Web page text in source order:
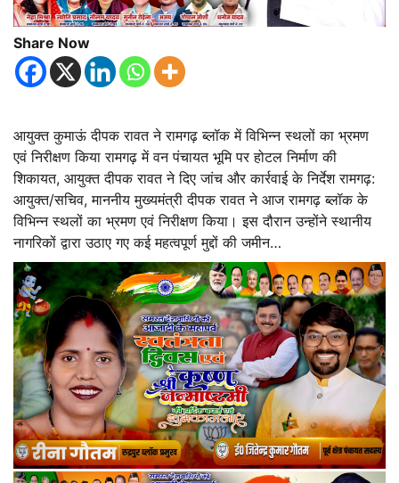
Share Now
आयुक्त कुमाऊं दीपक रावत ने रामगढ़ ब्लॉक में विभिन्न स्थलों का भ्रमण
एवं निरीक्षण किया रामगढ़ में वन पंचायत भूमि पर होटल निर्माण की
शिकायत, आयुक्त दीपक रावत ने दिए जांच और कार्रवाई के निर्देश रामगढ़:
आयुक्त/सचिव, माननीय मुख्यमंत्री दीपक रावत ने आज रामगढ़ ब्लॉक के
विभिन्न स्थलों का भ्रमण एवं निरीक्षण किया। इस दौरान उन्होंने स्थानीय
नागरिकों द्वारा उठाए गए कई महत्वपूर्ण मुद्दों की जमीन…